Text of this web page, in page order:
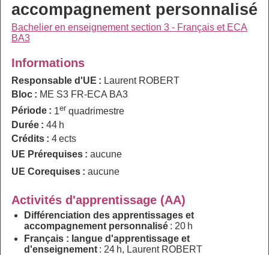
accompagnement personnalisé
Bachelier en enseignement section 3 - Français et ECA
BA3
Informations
Responsable d'UE : Laurent ROBERT
Bloc : ME S3 FR-ECA BA3
Période : 1er quadrimestre
Durée : 44 h
Crédits : 4 ects
UE Prérequises : aucune
UE Corequises : aucune
Activités d'apprentissage (AA)
Différenciation des apprentissages et
accompagnement personnalisé : 20 h
Français : langue d'apprentissage et
d'enseignement : 24 h, Laurent ROBERT